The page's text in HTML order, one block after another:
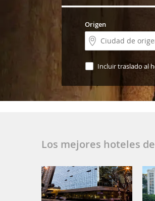
Origen
Incluir traslado al
Los mejores hoteles